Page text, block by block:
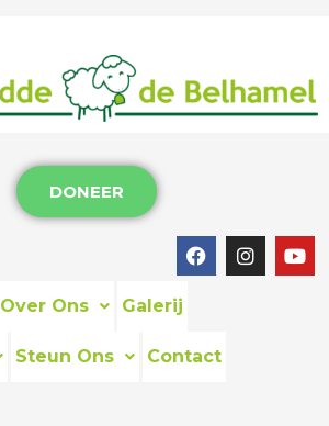
DONEER
Over Ons Galerij
Steun Ons Contact